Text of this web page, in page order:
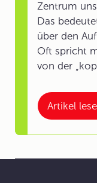
Artikel
Zentrum
Das
über den
Oft spricht
von der